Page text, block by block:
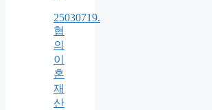
25030719.
협
의
이
혼
재
산